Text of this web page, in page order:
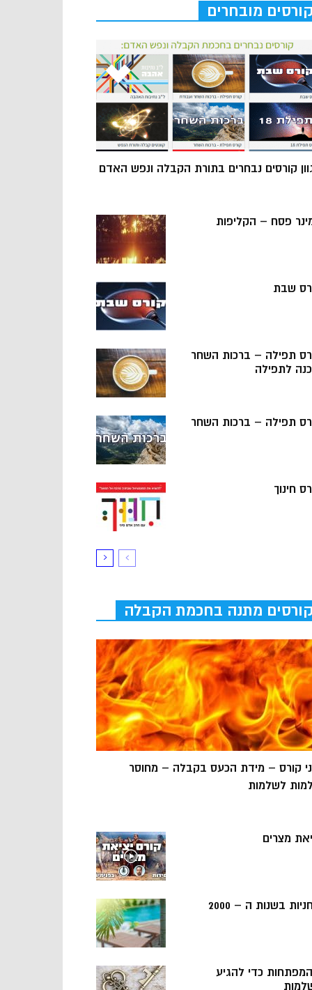
קורסים מובחרים
קורסים נבחרים בתורת הקבלה ונפש האדם
פסח – הקליפות
שבת
תפילה – ברכות השחר
לתפילה
תפילה – ברכות השחר
חינוך
קורסים מתנה בחכמת הקבלה
קורס – מידת הכעס בקבלה – מחוסר
לשלמות
מצרים
בשנות ה – 2000
5 המפתחות כדי להגיע